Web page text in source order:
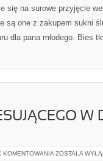
I
PRZED
SOBĄ
CZAS
PRZYSZŁY
się na surowe przyjęcie
są one z zakupem sukni
dla pana młodego. Bies
W
KOMENTOWANIA CO
ZOSTAŁA